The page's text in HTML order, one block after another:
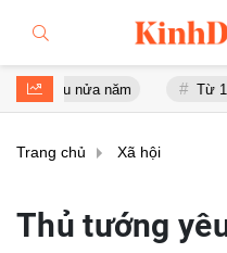
nửa năm Từ 130 lên
Trang chủ Xã hội
Thủ tướng